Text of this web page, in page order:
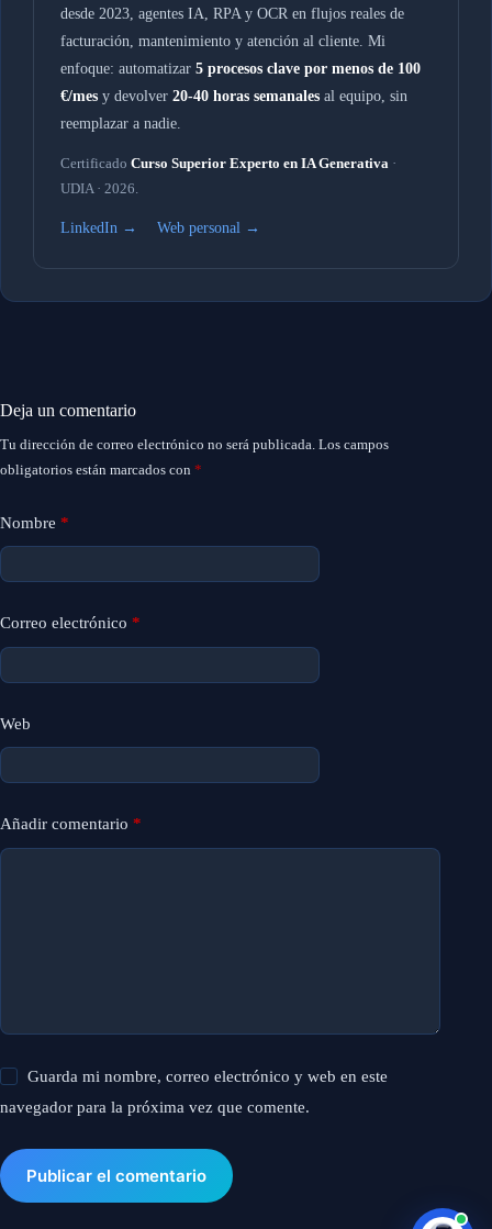
desde 2023, agentes IA, RPA y OCR en flujos reales de
facturación, mantenimiento y atención al cliente. Mi
enfoque: automatizar 5 procesos clave por menos de 100
€/mesy devolver 20-40 horas semanalesal equipo, sin
reemplazar a nadie.
Certificado Curso Superior Experto en IA Generativa ·
UDIA · 2026.
LinkedIn → Web personal →
Deja un comentario
Tu dirección de correo electrónico no será publicada. Los campos
obligatorios están marcados con *
Nombre *
Correo electrónico *
Web
Añadir comentario *
Guarda mi nombre, correo electrónico y web en este
navegador para la próxima vez que comente.
Publicar el comentario